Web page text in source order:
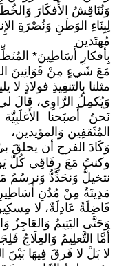
وَنُنَاقِشُ الأَفكَارَ
لِبِنَاءِ الوَطَنِ وَنُصْرَةِ
مُهتَدين
بِأَفكارِ أَسَاطِينَ*
مَعَ شَيءٍ مِنْ قَوَانِينَ
مثلنا بِالتنفِيذِ فولاذٍ لا
وَيُكمِلُ الرَّاوِي، قالَ
نَحنُ أَصبَحنا
المُثَقفِين وَالمؤيدين،
وَكَادَ الفرح أن يحلقَ
وكنتُ مَعَ رِفَاقِي كُلّ
نتخيلُّ وَنحَدِّدُّ وَنرسُمُ
مَدِينَةٌ مِنْ مُدُنِ
فَاضِلَةٌ عَادِلَةٌ، لا
وَحَتَّى اليَتِيمُ وَالعَاجِزُ
أَمَّا التَّعلِيمُ وَالعِلَاجُ
لا بَلْ لا فَرقَ فِيهَا